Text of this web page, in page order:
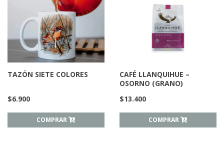
TAZÓN SIETE COLORES
$6.900
COMPRAR
CAFÉ LLANQUIHUE –
OSORNO (GRANO)
$13.400
COMPRAR